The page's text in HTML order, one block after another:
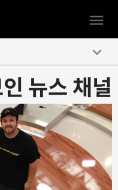
menu
뉴스 채널
keyboard_arrow_down
Look
with New Graphics